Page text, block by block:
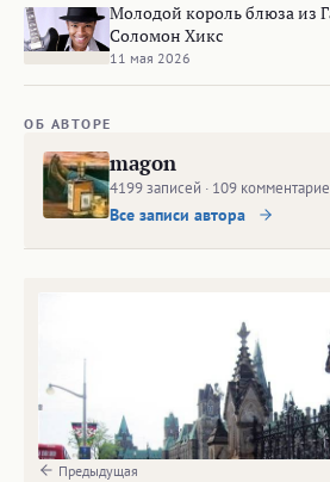
Молодой король блюза из
Соломон Хикс
11 мая 2026
ОБ АВТОРЕ
magon
4199 записей · 109
Все записи автора
Предыдущая